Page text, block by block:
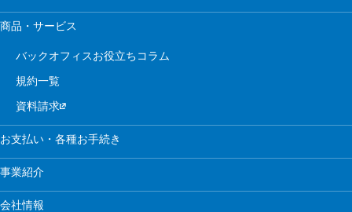
商品・サービス
バックオフィスお役立ちコラム
規約一覧
資料請求
お支払い・各種お手続き
事業紹介
会社情報